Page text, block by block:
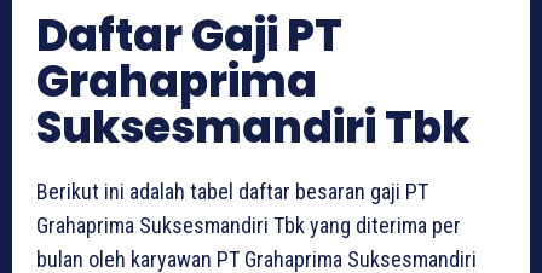
Daftar Gaji PT
Grahaprima
Suksesmandiri Tbk
Berikut ini adalah tabel daftar besaran gaji PT
Grahaprima Suksesmandiri Tbk yang diterima per
bulan oleh karyawan PT Grahaprima Suksesmandiri